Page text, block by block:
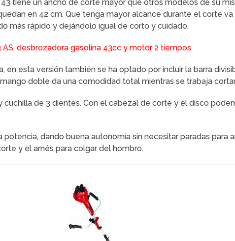
tiene un ancho de corte mayor que otros modelos de su
en 42 cm. Que tenga mayor alcance durante el corte
más rápido y dejándolo igual de corto y cuidado.
en esta versión también se ha optado por incluir la barra
doble da una comodidad total mientras se trabaja
cuchilla de 3 dientes. Con el cabezal de corte y el disco
dando buena autonomía sin necesitar paradas para
y el arnés para colgar del hombro.